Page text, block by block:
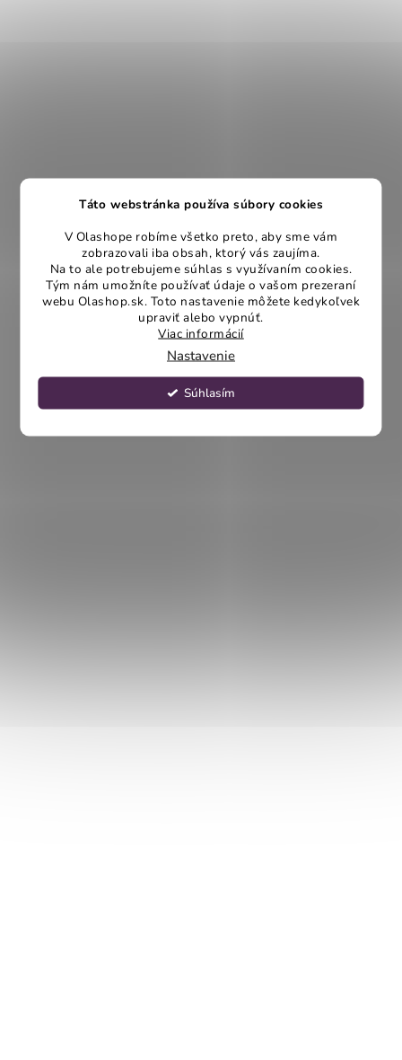
Táto webstránka používa súbory cookies
V Olashope robíme všetko preto, aby sme vám
zobrazovali iba obsah, ktorý vás zaujíma.
Na to ale potrebujeme súhlas s využívaním cookies.
Tým nám umožníte používať údaje o vašom prezeraní
webu Olashop.sk. Toto nastavenie môžete kedykoľvek
upraviť alebo vypnúť.
Viac informácií
Nastavenie
Súhlasím